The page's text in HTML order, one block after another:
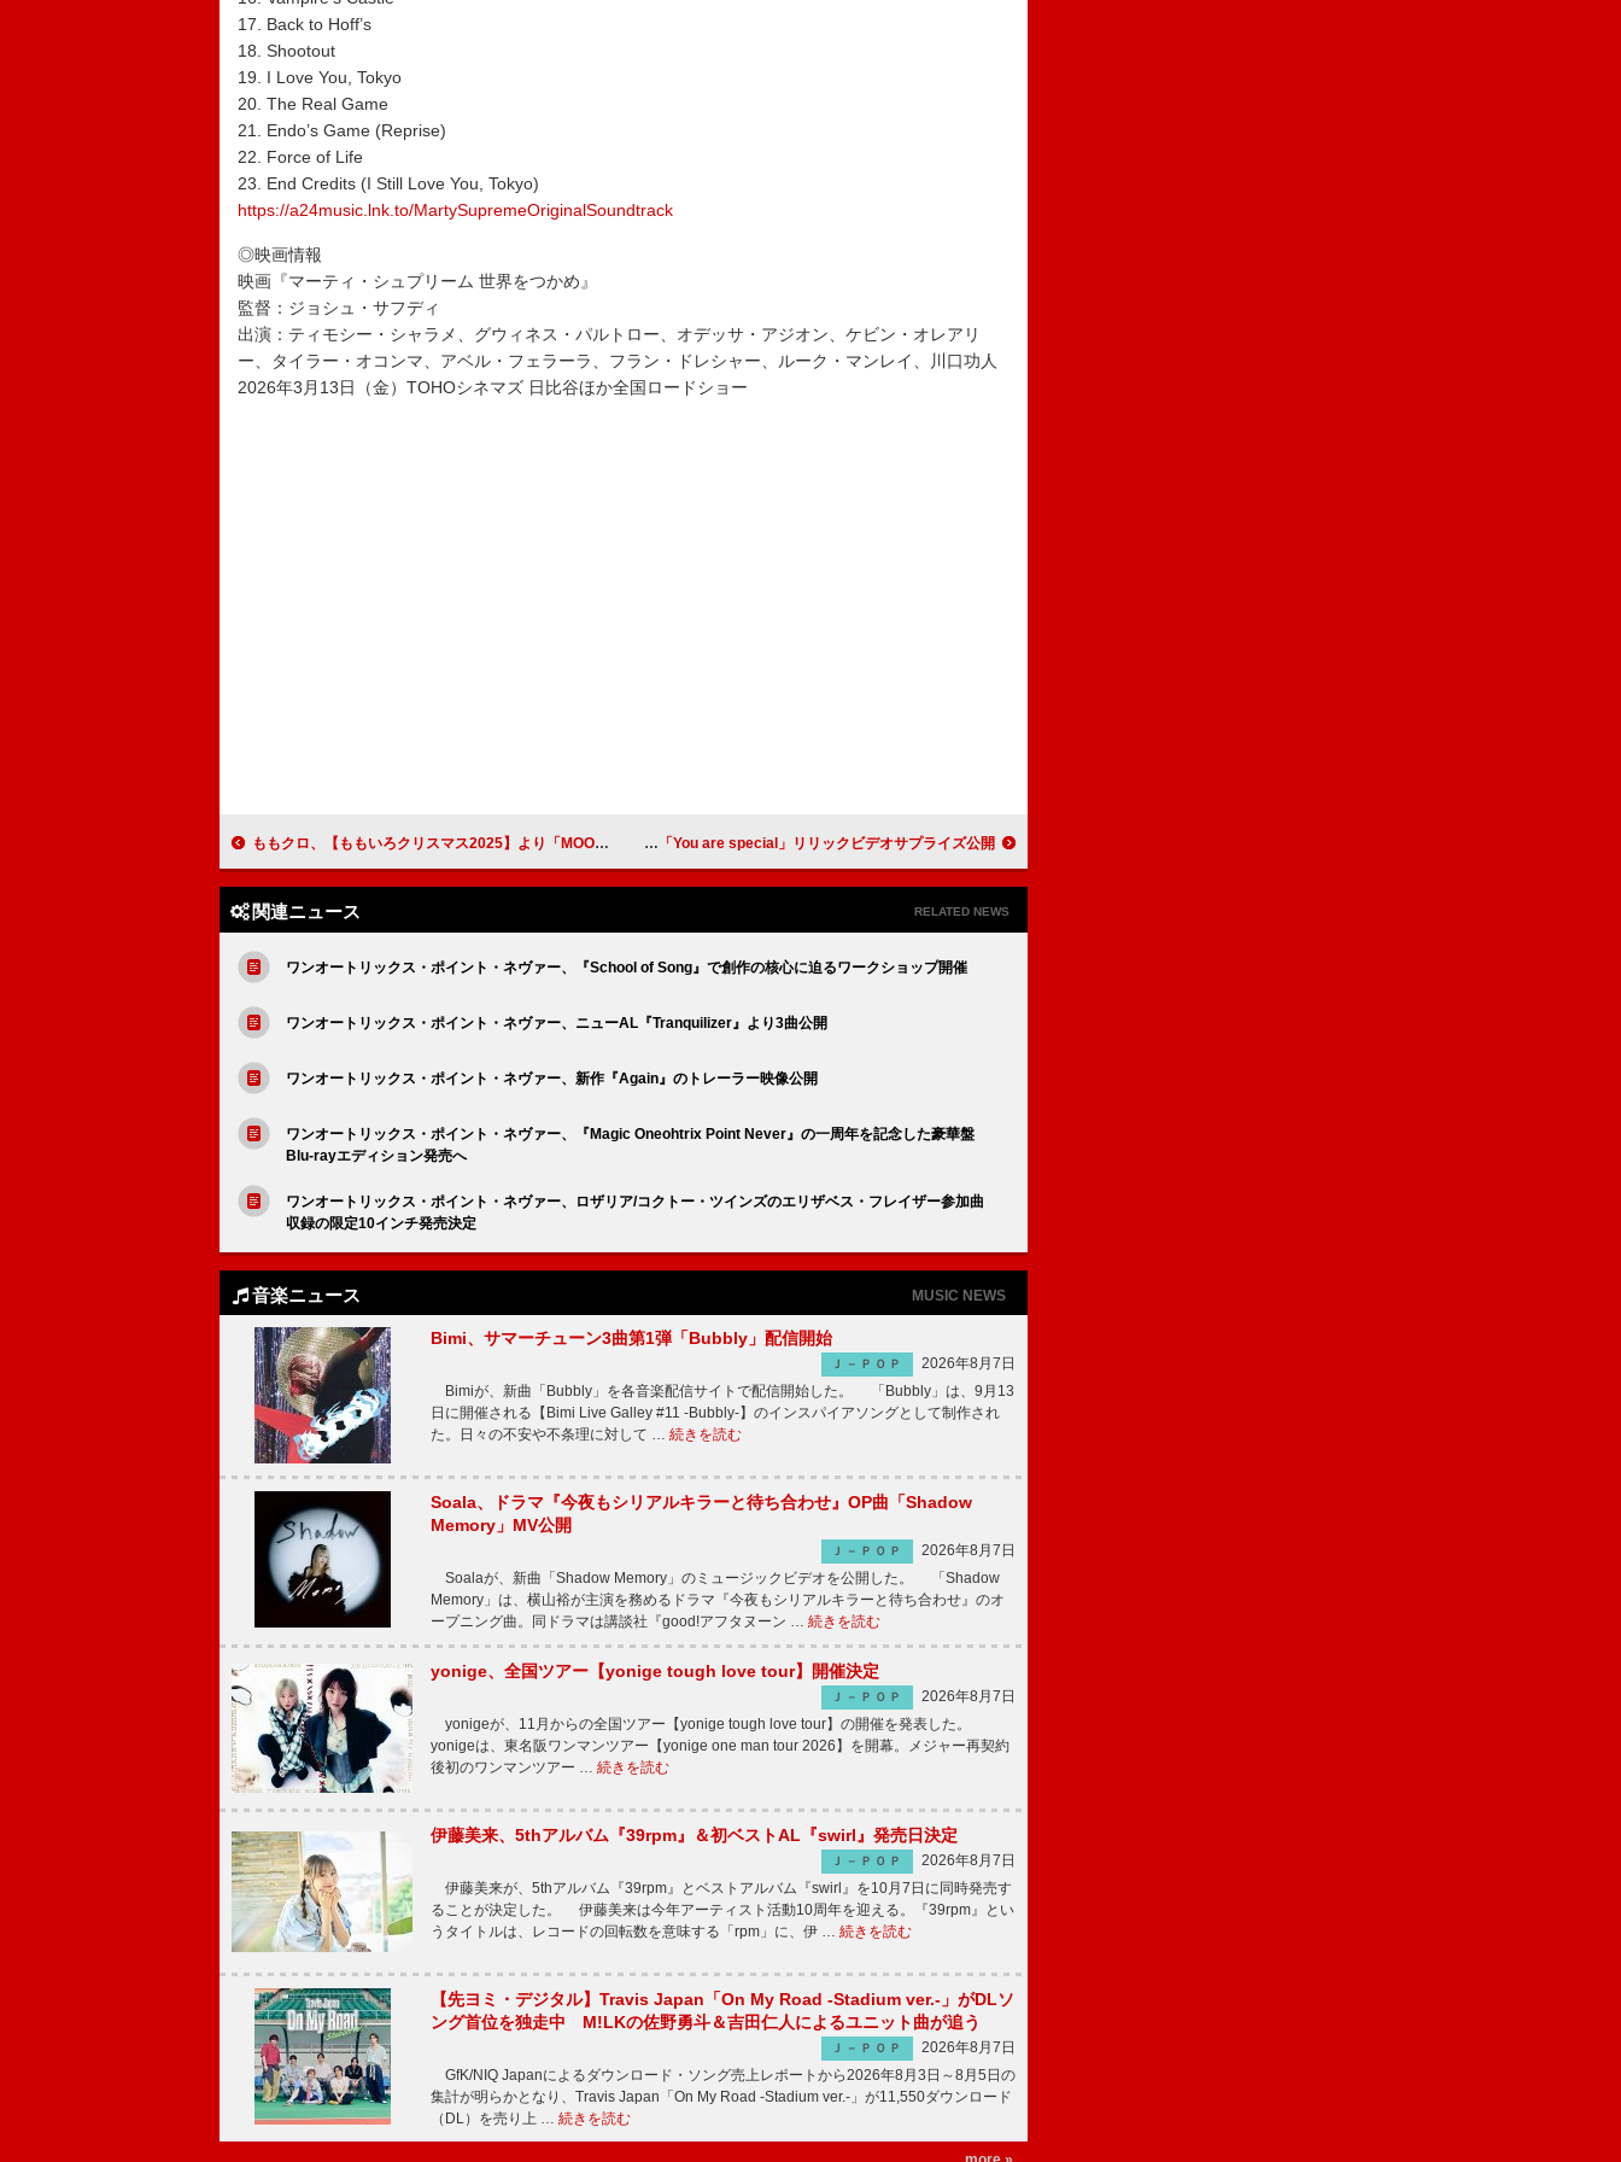
17. Back to Hoff’s
18. Shootout
19. I Love You, Tokyo
20. The Real Game
21. Endo’s Game (Reprise)
22. Force of Life
23. End Credits (I Still Love You, Tokyo)
https://a24music.lnk.to/MartySupremeOriginalSoundtrack
◎映画情報
映画『マーティ・シュプリーム 世界をつかめ』
監督：ジョシュ・サフディ
出演：ティモシー・シャラメ、グウィネス・パルトロー、オデッサ・アジオン、ケビン・オレアリ
ー、タイラー・オコンマ、アベル・フェラーラ、フラン・ドレシャー、ルーク・マンレイ、川口功人
2026年3月13日（金）TOHOシネマズ 日比谷ほか全国ロードショー
ももクロ、【ももいろクリスマス2025】より「MOON PRIDE」ライブ映像公開 HOKUTO（THE RAMPAGE吉野北人）、未発表曲「You are special」リリックビデオサプライズ公開
関連ニュース RELATED NEWS
ワンオートリックス・ポイント・ネヴァー、『School of Song』で創作の核心に迫るワークショップ開催
ワンオートリックス・ポイント・ネヴァー、ニューAL『Tranquilizer』より3曲公開
ワンオートリックス・ポイント・ネヴァー、新作『Again』のトレーラー映像公開
ワンオートリックス・ポイント・ネヴァー、『Magic Oneohtrix Point Never』の一周年を記念した豪華盤
Blu-rayエディション発売へ
ワンオートリックス・ポイント・ネヴァー、ロザリア/コクトー・ツインズのエリザベス・フレイザー参加曲
収録の限定10インチ発売決定
音楽ニュース MUSIC NEWS
Bimi、サマーチューン3曲第1弾「Bubbly」配信開始
Ｊ－ＰＯＰ
2026年8月7日
Bimiが、新曲「Bubbly」を各音楽配信サイトで配信開始した。 「Bubbly」は、9月13
日に開催される【Bimi Live Galley #11 -Bubbly-】のインスパイアソングとして制作され
た。日々の不安や不条理に対して … 続きを読む
Soala、ドラマ『今夜もシリアルキラーと待ち合わせ』OP曲「Shadow
Memory」MV公開
Ｊ－ＰＯＰ
2026年8月7日
Soalaが、新曲「Shadow Memory」のミュージックビデオを公開した。 「Shadow
Memory」は、横山裕が主演を務めるドラマ『今夜もシリアルキラーと待ち合わせ』のオ
ープニング曲。同ドラマは講談社『good!アフタヌーン … 続きを読む
yonige、全国ツアー【yonige tough love tour】開催決定
Ｊ－ＰＯＰ
2026年8月7日
yonigeが、11月からの全国ツアー【yonige tough love tour】の開催を発表した。
yonigeは、東名阪ワンマンツアー【yonige one man tour 2026】を開幕。メジャー再契約
後初のワンマンツアー … 続きを読む
伊藤美来、5thアルバム『39rpm』＆初ベストAL『swirl』発売日決定
Ｊ－ＰＯＰ
2026年8月7日
伊藤美来が、5thアルバム『39rpm』とベストアルバム『swirl』を10月7日に同時発売す
ることが決定した。 伊藤美来は今年アーティスト活動10周年を迎える。『39rpm』とい
うタイトルは、レコードの回転数を意味する「rpm」に、伊 … 続きを読む
【先ヨミ・デジタル】Travis Japan「On My Road -Stadium ver.-」がDLソ
ング首位を独走中 M!LKの佐野勇斗＆吉田仁人によるユニット曲が追う
Ｊ－ＰＯＰ
2026年8月7日
GfK/NIQ Japanによるダウンロード・ソング売上レポートから2026年8月3日～8月5日の
集計が明らかとなり、Travis Japan「On My Road -Stadium ver.-」が11,550ダウンロード
（DL）を売り上 … 続きを読む